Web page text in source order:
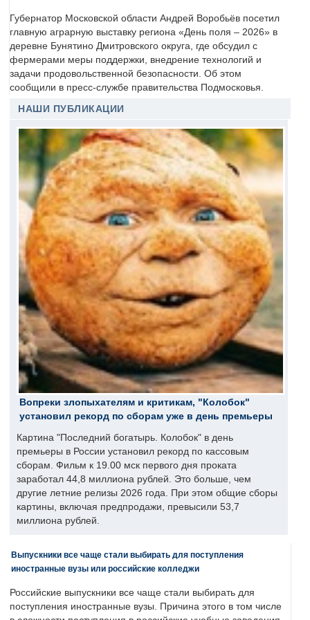
Губернатор Московской области Андрей Воробьёв посетил
главную аграрную выставку региона «День поля – 2026» в
деревне Бунятино Дмитровского округа, где обсудил с
фермерами меры поддержки, внедрение технологий и
задачи продовольственной безопасности. Об этом
сообщили в пресс-службе правительства Подмосковья.
НАШИ ПУБЛИКАЦИИ
Вопреки злопыхателям и критикам, "Колобок"
установил рекорд по сборам уже в день премьеры
Картина "Последний богатырь. Колобок" в день
премьеры в России установил рекорд по кассовым
сборам. Фильм к 19.00 мск первого дня проката
заработал 44,8 миллиона рублей. Это больше, чем
другие летние релизы 2026 года. При этом общие сборы
картины, включая предпродажи, превысили 53,7
миллиона рублей.
Выпускники все чаще стали выбирать для поступления
иностранные вузы или российские колледжи
Российские выпускники все чаще стали выбирать для
поступления иностранные вузы. Причина этого в том числе